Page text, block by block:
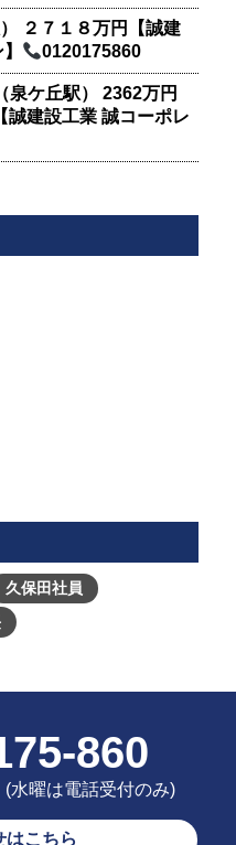
２７１８万円【誠建
0120175860
泉ケ丘駅） 2362万円
誠建設工業 誠コーポレ
久保田社員
860
曜は電話受付のみ)
はこちら